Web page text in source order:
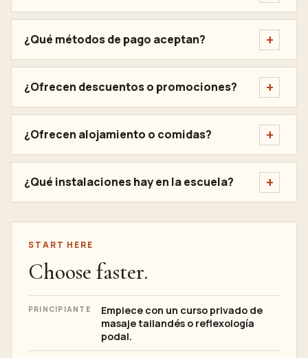
¿Qué métodos de pago aceptan?
¿Ofrecen descuentos o promociones?
¿Ofrecen alojamiento o comidas?
¿Qué instalaciones hay en la escuela?
START HERE
Choose faster.
PRINCIPIANTE
Empiece con un curso privado de
masaje tailandés o reflexología
podal.